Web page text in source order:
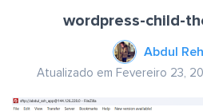
wordpress-child-
Abdul
Atualizado em Fevereiro 23,